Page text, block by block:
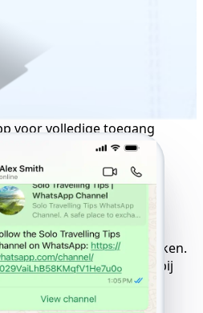
voor volledige toegang
voor
compatibel met alle
en mobiele netwerken.
met een 'alleen betalen bij